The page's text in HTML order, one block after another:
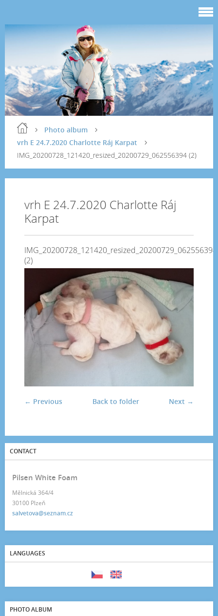
Photo album
vrh E 24.7.2020 Charlotte Ráj Karpat
IMG_20200728_121420_resized_20200729_062556394 (2)
vrh E 24.7.2020 Charlotte Ráj
Karpat
IMG_20200728_121420_resized_20200729_062556394
(2)
← Previous Next →
Back to folder
CONTACT
Pilsen White Foam
Mělnická 364/4
30100 Plzeň
salvetova@seznam.cz
LANGUAGES
PHOTO ALBUM